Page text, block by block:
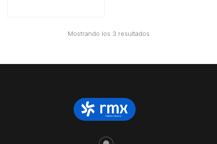
Mostrando los 3 resultadosOrdenado